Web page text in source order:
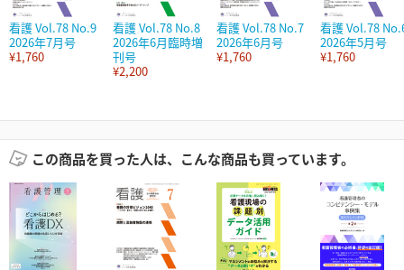
看護 Vol.78 No.9
2026年7月号
¥1,760
看護 Vol.78 No.8
2026年6月臨時増
刊号
¥2,200
看護 Vol.78 No.7
2026年6月号
¥1,760
看護 Vol.78
2026年5月号
¥1,760
この商品を買った人は、こんな商品も買っています。